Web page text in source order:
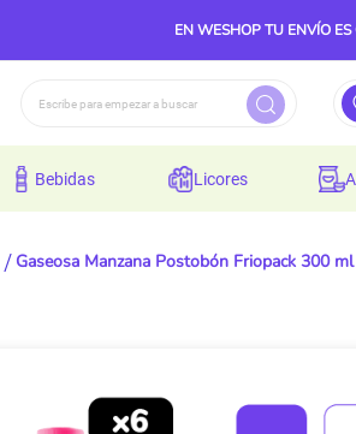
EN WESHOP TU ENVÍO
bebidas licores
Gaseosa Manzana Postobón Friopack 300